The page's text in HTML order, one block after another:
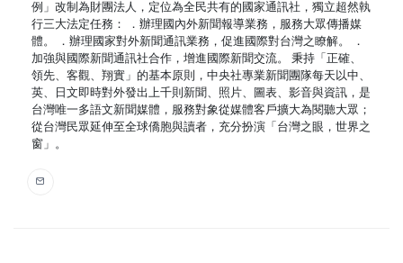
例」改制為財團法人，定位為全民共有的國家通訊社，獨立超然執
行三大法定任務： ．辦理國內外新聞報導業務，服務大眾傳播媒
體。 ．辦理國家對外新聞通訊業務，促進國際對台灣之瞭解。 ．
加強與國際新聞通訊社合作，增進國際新聞交流。 秉持「正確、
領先、客觀、翔實」的基本原則，中央社專業新聞團隊每天以中、
英、日文即時對外發出上千則新聞、照片、圖表、影音與資訊，是
台灣唯一多語文新聞媒體，服務對象從媒體客戶擴大為閱聽大眾；
從台灣民眾延伸至全球僑胞與讀者，充分扮演「台灣之眼，世界之
窗」。